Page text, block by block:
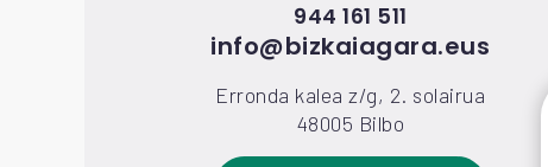
944 161 511
info@bizkaiagara.eus
Erronda kalea z/g, 2. solairua
48005 Bilbo